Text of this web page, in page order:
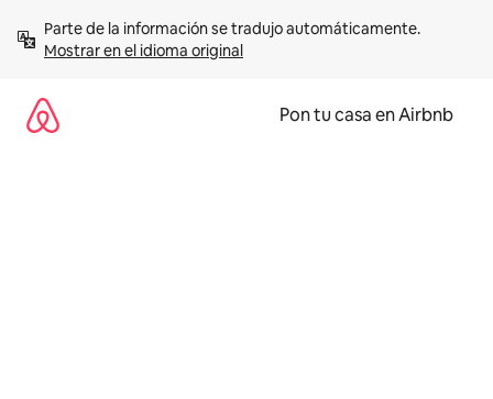
contenidoMostrar en el idioma original
Pon tu casa en Airbnb